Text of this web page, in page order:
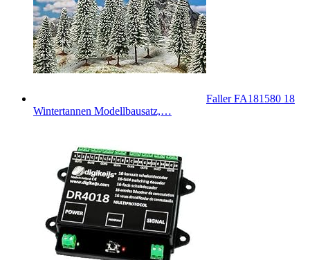
Faller FA181580 18
Wintertannen Modellbausatz,…